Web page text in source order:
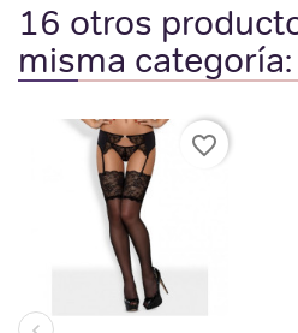
16 otros
misma categoría:
favorite_border